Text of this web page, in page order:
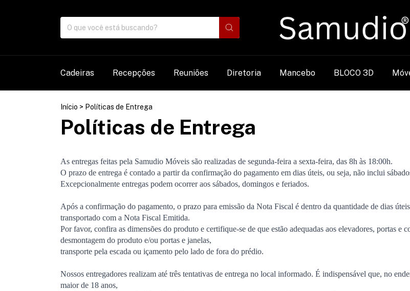
Cadeiras Recepções Reuniões Diretoria Mancebo BLOCO 3D
Início > Políticas de Entrega
Políticas de Entrega
As entregas feitas pela Samudio Móveis são realizadas de segunda-feira a sexta-feira, das 8h às 18:00h.
O prazo de entrega é contado a partir da confirmação do pagamento em dias úteis, ou seja, não inclui
Excepcionalmente entregas podem ocorrer aos sábados, domingos e feriados.
Após a confirmação do pagamento, o prazo para emissão da Nota Fiscal é dentro da quantidade de dias
transportado com a Nota Fiscal Emitida.
Por favor, confira as dimensões do produto e certifique-se de que estão adequadas aos elevadores, portas e
desmontagem do produto e/ou portas e janelas,
transporte pela escada ou içamento pelo lado de fora do prédio.
Nossos entregadores realizam até três tentativas de entrega no local informado. É indispensável que, no
maior de 18 anos,